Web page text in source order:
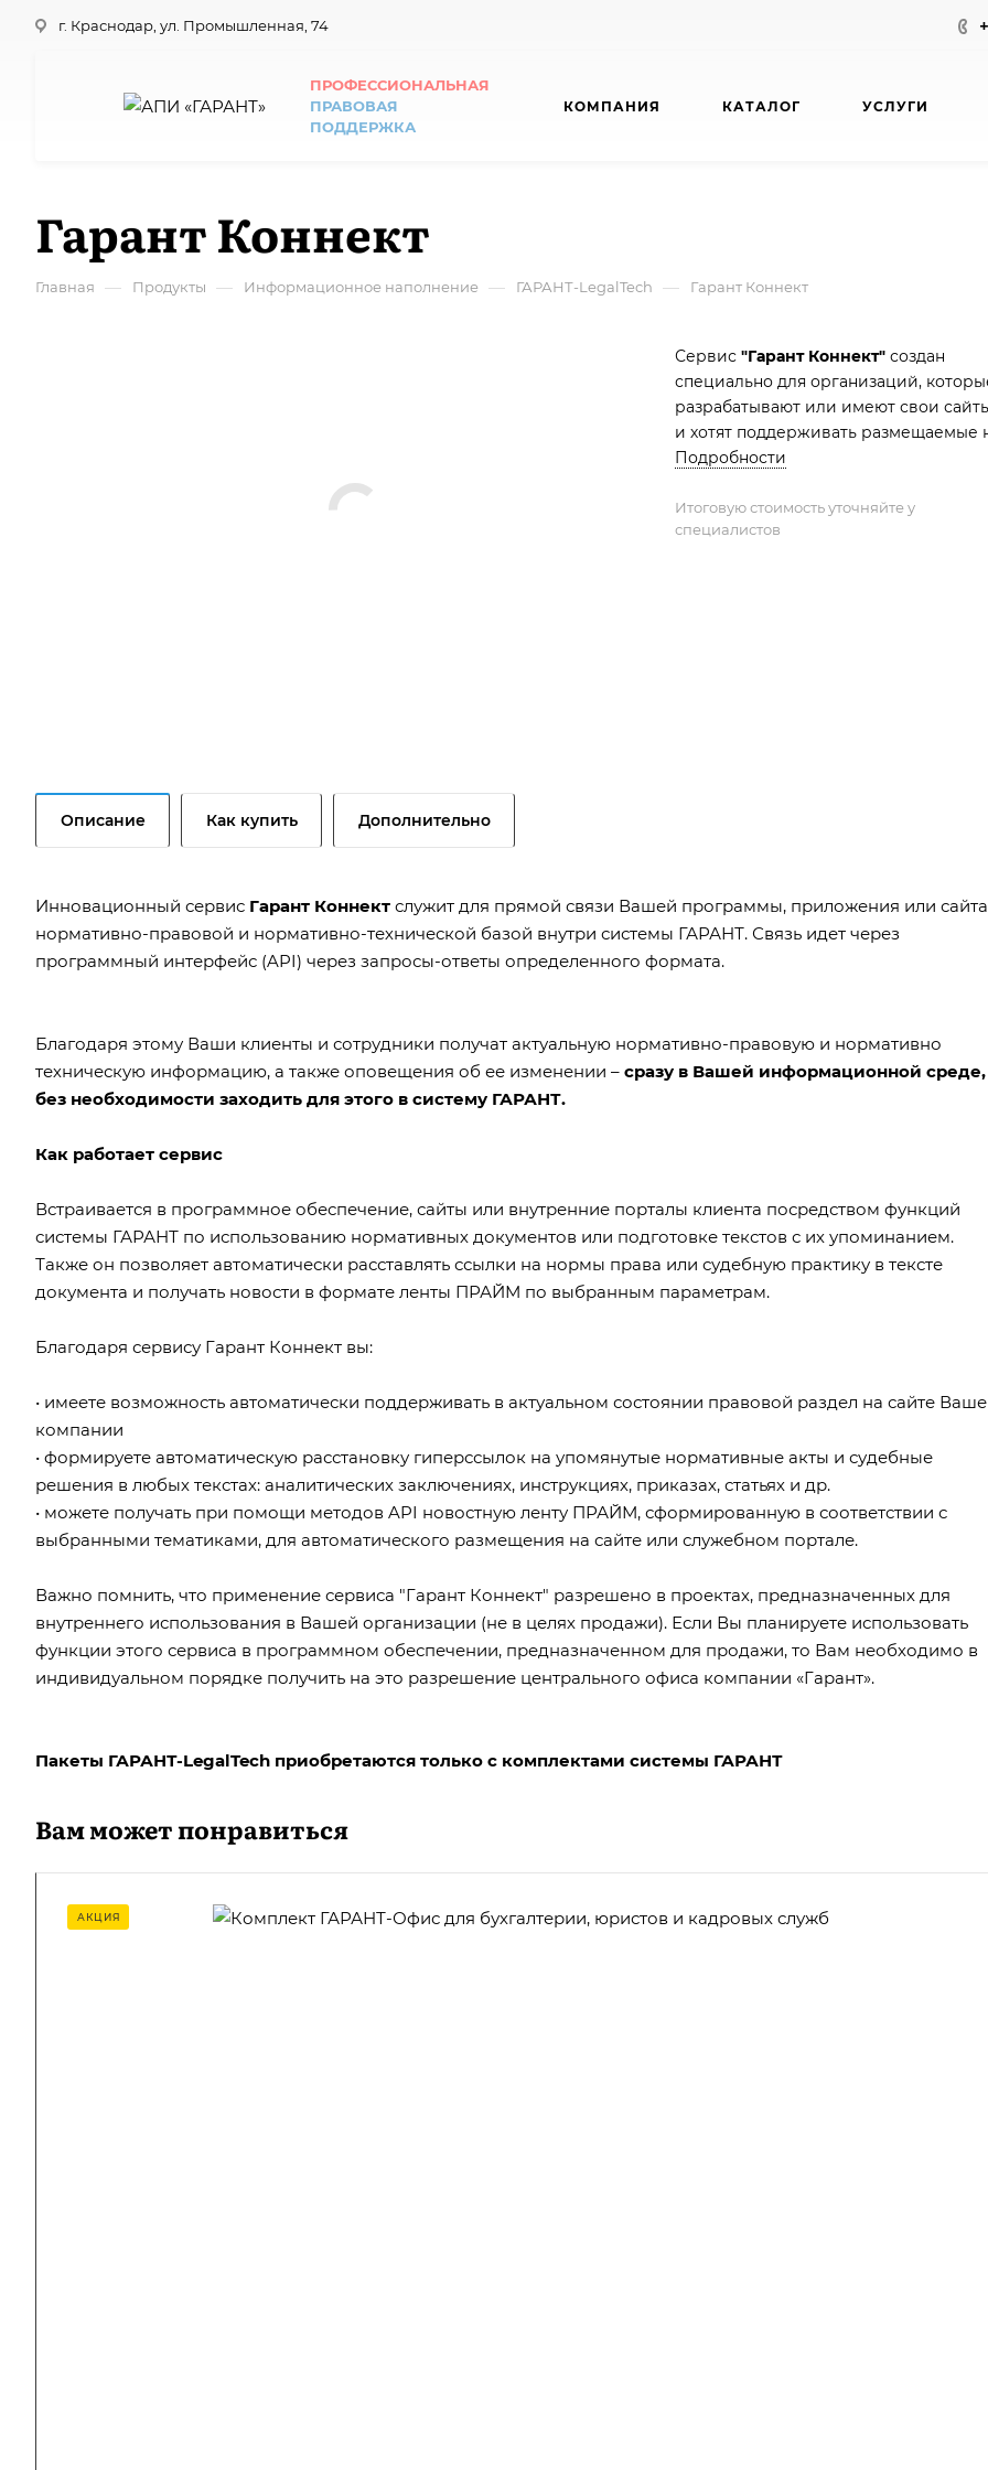
г. Краснодар, ул. Промышленная, 74
ПРОФЕССИОНАЛЬНАЯ
ПРАВОВАЯ
ПОДДЕРЖКА
КОМПАНИЯ КАТАЛОГ УСЛУГИ
Гарант Коннект
Главная — Продукты — Информационное наполнение — ГАРАНТ-LegalTech — Гарант Коннект
Сервис "Гарант Коннект" создан
специально для организаций,
разрабатывают или имеют свои
и хотят поддерживать размещаемые
них нормативные акты в актуальном
Подробности
Итоговую стоимость уточняйте у
специалистов
Описание Как купить Дополнительно
Инновационный сервис Гарант Коннект служит для прямой связи Вашей программы, приложения или
нормативно-правовой и нормативно-технической базой внутри системы ГАРАНТ. Связь идет через
программный интерфейс (API) через запросы-ответы определенного формата.
Благодаря этому Ваши клиенты и сотрудники получат актуальную нормативно-правовую и нормативно
техническую информацию, а также оповещения об ее изменении – сразу в Вашей информационной среде,
без необходимости заходить для этого в систему ГАРАНТ.
Как работает сервис
Встраивается в программное обеспечение, сайты или внутренние порталы клиента посредством функций
системы ГАРАНТ по использованию нормативных документов или подготовке текстов с их упоминанием.
Также он позволяет автоматически расставлять ссылки на нормы права или судебную практику в тексте
документа и получать новости в формате ленты ПРАЙМ по выбранным параметрам.
Благодаря сервису Гарант Коннект вы:
• имеете возможность автоматически поддерживать в актуальном состоянии правовой раздел на сайте
компании
• формируете автоматическую расстановку гиперссылок на упомянутые нормативные акты и судебные
решения в любых текстах: аналитических заключениях, инструкциях, приказах, статьях и др.
• можете получать при помощи методов API новостную ленту ПРАЙМ, сформированную в соответствии с
выбранными тематиками, для автоматического размещения на сайте или служебном портале.
Важно помнить, что применение сервиса "Гарант Коннект" разрешено в проектах, предназначенных для
внутреннего использования в Вашей организации (не в целях продажи). Если Вы планируете использовать
функции этого сервиса в программном обеспечении, предназначенном для продажи, то Вам необходимо в
индивидуальном порядке получить на это разрешение центрального офиса компании «Гарант».
Пакеты ГАРАНТ-LegalTech приобретаются только с комплектами системы ГАРАНТ
Вам может понравиться
АКЦИЯ